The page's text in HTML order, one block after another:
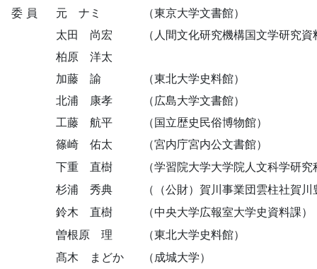
委 員
元 ナミ
（東京大学文書館）
太田 尚宏
（人間文化研究機構国文学研究資
柏原 洋太
加藤 諭
（東北大学史料館）
北浦 康孝
（広島大学文書館）
工藤 航平
（国立歴史民俗博物館）
篠崎 佑太
（宮内庁宮内公文書館）
下重 直樹
（学習院大学大学院人文科学研
杉浦 秀典
（（公財）賀川事業団雲柱社賀
鈴木 直樹
（中央大学広報室大学史資料課）
曽根原 理
（東北大学史料館）
髙木 まどか
（成城大学）